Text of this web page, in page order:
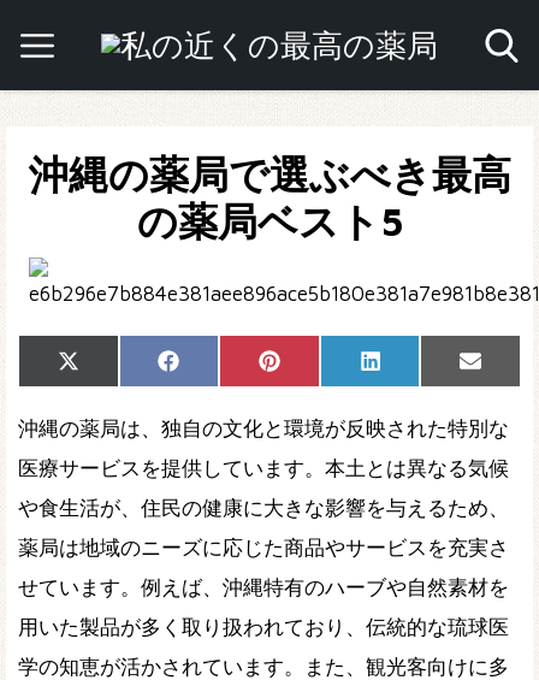
沖縄の薬局で選ぶべき最高
の薬局ベスト5
Share
on
X
(Twitter)
Share
on
Facebook Share
on
Pinterest Share
on
LinkedIn
Share
on
Email
沖縄の薬局は、独自の文化と環境が反映された特別な
医療サービスを提供しています。本土とは異なる気候
や食生活が、住民の健康に大きな影響を与えるため、
薬局は地域のニーズに応じた商品やサービスを充実さ
せています。例えば、沖縄特有のハーブや自然素材を
用いた製品が多く取り扱われており、伝統的な琉球医
学の知恵が活かされています。また、観光客向けに多